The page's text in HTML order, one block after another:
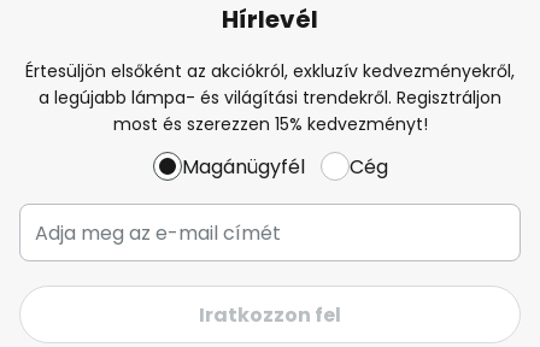
Hírlevél
Értesüljön elsőként az akciókról, exkluzív kedvezményekről,
a legújabb lámpa- és világítási trendekről. Regisztráljon
most és szerezzen 15% kedvezményt!
Magánügyfél Cég
Iratkozzon fel